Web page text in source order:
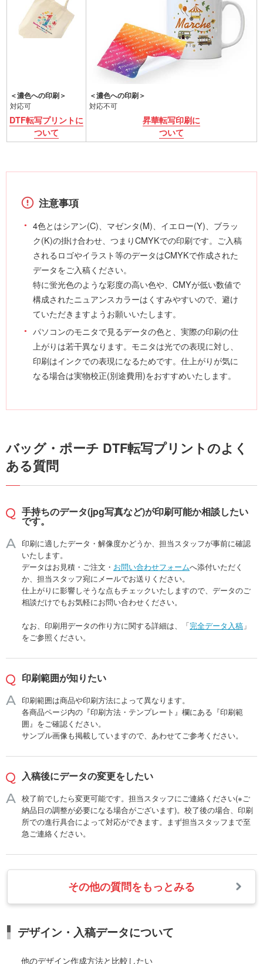
濃色への印刷
＜濃色への印刷＞
対応可
＜濃色への印刷＞
対応不可
詳細
DTF転写プリントに
ついて
昇華転写印刷に
ついて
注意事項
4色とはシアン(C)、マゼンタ(M)、イエロー(Y)、ブラッ
ク(K)の掛け合わせ、つまりCMYKでの印刷です。ご入稿
されるロゴやイラスト等のデータはCMYKで作成された
データをご入稿ください。
特に蛍光色のような彩度の高い色や、CMYが低い数値で
構成されたニュアンスカラーはくすみやすいので、避け
ていただきますようお願いいたします。
パソコンのモニタで見るデータの色と、実際の印刷の仕
上がりは若干異なります。モニタは光での表現に対し、
印刷はインクでの表現になるためです。仕上がりが気に
なる場合は実物校正(別途費用)をおすすめいたします。
バッグ・ポーチ DTF転写プリントのよく
ある質問
手持ちのデータ(jpg写真など)が印刷可能か相談したい
です。
印刷に適したデータ・解像度かどうか、担当スタッフが事前に確認
いたします。
データはお見積・ご注文・ お問い合わせフォームへ添付いただく
か、担当スタッフ宛にメールでお送りください。
仕上がりに影響しそうな点もチェックいたしますので、データのご
相談だけでもお気軽にお問い合わせください。
なお、印刷用データの作り方に関する詳細は、「完全データ入稿 」
をご参照ください。
印刷範囲が知りたい
印刷範囲は商品や印刷方法によって異なります。
各商品ページ内の『印刷方法・テンプレート』欄にある『印刷範
囲』をご確認ください。
サンプル画像も掲載していますので、あわせてご参考ください。
入稿後にデータの変更をしたい
校了前でしたら変更可能です。担当スタッフにご連絡ください(※ご
納品日の調整が必要になる場合がございます)。校了後の場合、印刷
所での進行具合によって対応ができます。まず担当スタッフまで至
急ご連絡ください。
その他の質問をもっとみる
デザイン・入稿データについて
他のデザイン作成方法と比較したい